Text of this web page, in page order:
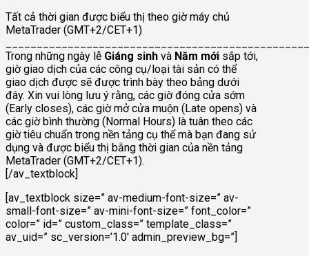
Tất cả thời gian được biểu thị theo giờ máy chủ
MetaTrader (GMT+2/CET+1)
Trong những ngày lễ Giáng sinh và Năm mới sắp tới,
giờ giao dịch của các công cụ/loại tài sản có thể
giao dịch được sẽ được trình bày theo bảng dưới
đây. Xin vui lòng lưu ý rằng, các giờ đóng cửa sớm
(Early closes), các giờ mở cửa muộn (Late opens) và
các giờ bình thường (Normal Hours) là tuân theo các
giờ tiêu chuẩn trong nền tảng cụ thể mà bạn đang sử
dụng và được biểu thị bằng thời gian của nền tảng
MetaTrader (GMT+2/CET+1).
[/av_textblock]
[av_textblock size=” av-medium-font-size=” av-
small-font-size=” av-mini-font-size=” font_color=”
color=” id=” custom_class=” template_class=”
av_uid=” sc_version=’1.0′ admin_preview_bg=”]